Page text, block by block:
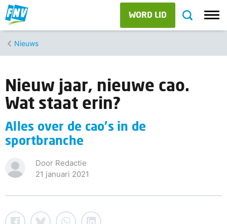
WORD LID
Nieuws
Nieuw jaar, nieuwe cao.
Wat staat erin?
Alles over de cao's in de
sportbranche
Door Redactie
21 januari 2021